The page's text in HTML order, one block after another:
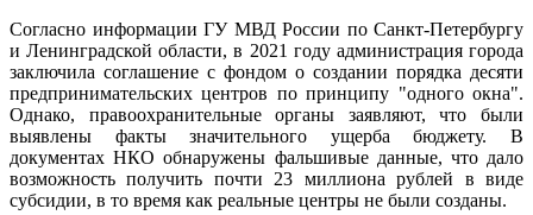
Согласно информации ГУ МВД России по Санкт-Петербургу
и Ленинградской области, в 2021 году администрация города
заключила соглашение с фондом о создании порядка десяти
предпринимательских центров по принципу "одного окна".
Однако, правоохранительные органы заявляют, что были
выявлены факты значительного ущерба бюджету. В
документах НКО обнаружены фальшивые данные, что дало
возможность получить почти 23 миллиона рублей в виде
субсидии, в то время как реальные центры не были созданы.